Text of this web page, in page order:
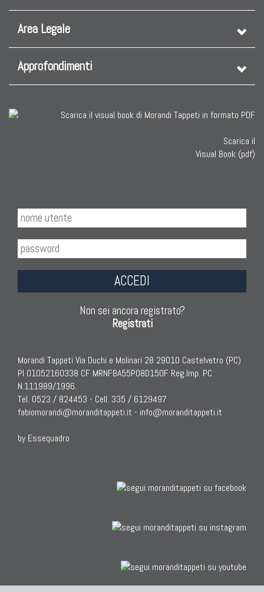
Area Legale
Approfondimenti
Scarica il
Visual Book (pdf)
ACCEDI
Non sei ancora registrato?
Registrati
Morandi Tappeti Via Duchi e Molinari 28 29010 Castelvetro (PC)
PI 01052160338 CF MRNFBA55P08D150F Reg.Imp. PC
N.111989/1996.
Tel. 0523 / 824453 - Cell. 335 / 6129497
fabiomorandi@moranditappeti.it - info@moranditappeti.it
by Essequadro